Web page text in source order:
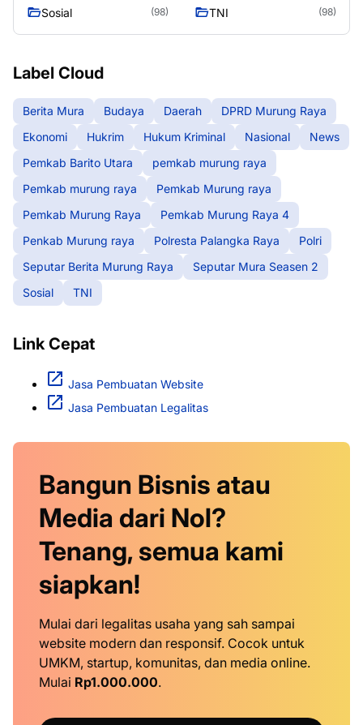
Sosial (98) TNI (98)
Label Cloud
Berita Mura Budaya Daerah
DPRD Murung Raya
Ekonomi
Hukrim Hukum Kriminal Nasional
News
Pemkab Barito Utara
pemkab murung raya
Pemkab murung raya
Pemkab Murung raya
Pemkab Murung Raya
Pemkab Murung Raya 4
Penkab Murung raya
Polresta Palangka Raya
Polri
Seputar Berita Murung Raya
Seputar Mura Seasen 2
Sosial
TNI
Link Cepat
Jasa Pembuatan Website
Jasa Pembuatan Legalitas
Bangun Bisnis atau
Media dari Nol?
Tenang, semua kami
siapkan!
Mulai dari legalitas usaha yang sah sampai
website modern dan responsif. Cocok untuk
UMKM, startup, komunitas, dan media online.
Mulai Rp1.000.000.